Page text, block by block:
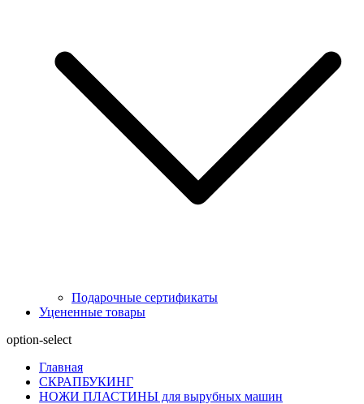
Подарочные сертификаты
Уцененные товары
option-select
Главная
СКРАПБУКИНГ
НОЖИ ПЛАСТИНЫ для вырубных машин